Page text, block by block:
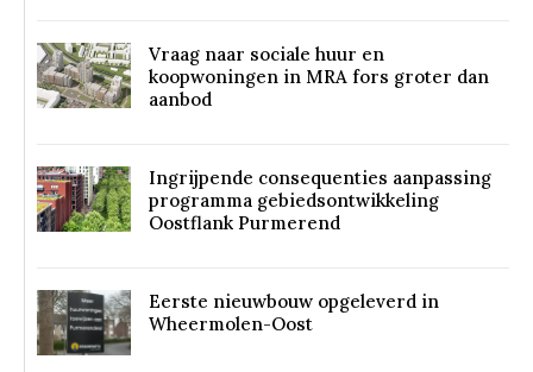
Vraag naar sociale huur en
koopwoningen in MRA fors groter dan
aanbod
Ingrijpende consequenties aanpassing
programma gebiedsontwikkeling
Oostflank Purmerend
Eerste nieuwbouw opgeleverd in
Wheermolen-Oost